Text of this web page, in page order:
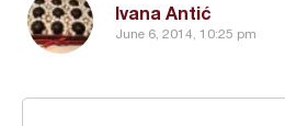
Ivana Antić
June 6, 2014, 10:25 pm